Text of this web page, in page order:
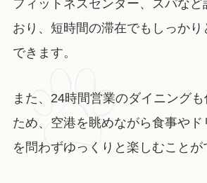
フィットネスセンター、スパなど
おり、短時間の滞在でもしっかり
できます。
また、24時間営業のダイニング
ため、空港を眺めながら食事やド
を問わずゆっくりと楽しむことが